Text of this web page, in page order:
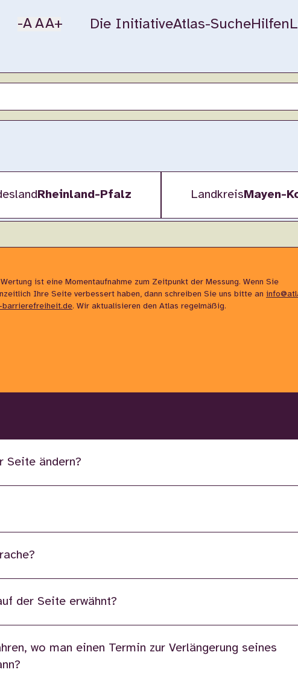
-A AA+ Die InitiativeAtlas-SucheHilfen
Rheinland-Pfalz Landkreis Mayen-
ist eine Momentaufnahme zum Zeitpunkt der Messung. Wenn Sie
Ihre Seite verbessert haben, dann schreiben Sie uns bitte an
. Wir aktualisieren den Atlas regelmäßig.
Seite ändern?
der Seite erwähnt?
wo man einen Termin zur Verlängerung seines